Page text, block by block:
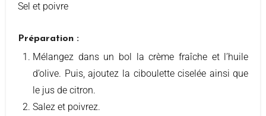
Sel et poivre
Préparation :
Mélangez dans un bol la crème fraîche et l’huile
d’olive. Puis, ajoutez la ciboulette ciselée ainsi que
le jus de citron.
Salez et poivrez.